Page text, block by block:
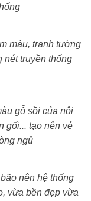
màu, tranh tường
nét truyền thống
gỗ sồi của nội
gối... tạo nên vẻ
ngủ
nên hệ thống
vừa bền đẹp vừa